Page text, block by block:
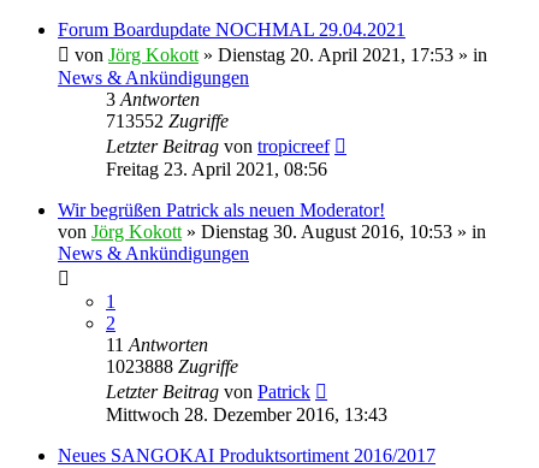
Forum Boardupdate NOCHMAL 29.04.2021
von Jörg Kokott » Dienstag 20. April 2021, 17:53 » in
News & Ankündigungen
3 Antworten
713552 Zugriffe
Letzter Beitrag von tropicreef
Freitag 23. April 2021, 08:56
Wir begrüßen Patrick als neuen Moderator!
von Jörg Kokott » Dienstag 30. August 2016, 10:53 » in
News & Ankündigungen
1
2
11 Antworten
1023888 Zugriffe
Letzter Beitrag von Patrick
Mittwoch 28. Dezember 2016, 13:43
Neues SANGOKAI Produktsortiment 2016/2017